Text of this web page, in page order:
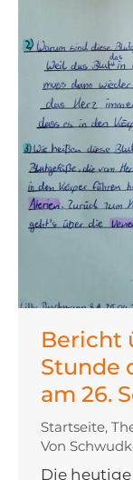
Bericht
Stunde
am 26.
Startseite,
Von
Die